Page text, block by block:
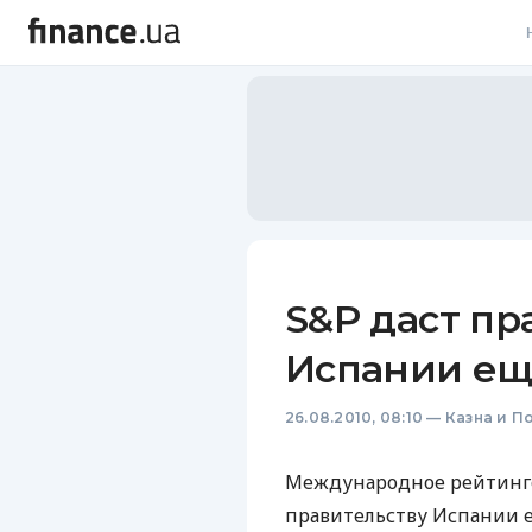
S&P даст
Испании
26.08.2010, 08:10 — Казна и
Международное
правительству Испании